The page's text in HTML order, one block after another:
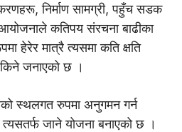
निर्माण सामग्री, पहुँच सडक
कतिपय संरचना बाढीका
हेरेर मात्रै त्यसमा कति क्षति
जनाएको छ ।
स्थलगत रुपमा अनुगमन गर्न
त्यसतर्फ जाने योजना बनाएको छ ।